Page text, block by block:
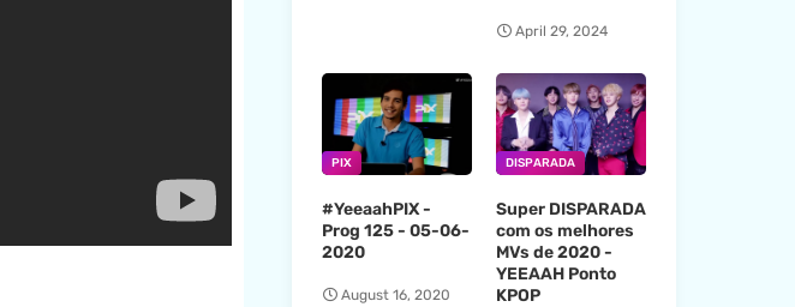
April 29, 2024
PIX
#YeeaahPIX -
Prog 125 - 05-06-
2020
August 16, 2020
DISPARADA
Super DISPARADA
com os melhores
MVs de 2020 -
YEEAAH Ponto
KPOP